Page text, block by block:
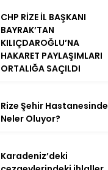
CHP RİZE İL BAŞKANI
BAYRAK’TAN
KILIÇDAROĞLU’NA
HAKARET PAYLAŞIMLARI
ORTALIĞA SAÇILDI
Rize Şehir Hastanesinde
Neler Oluyor?
Karadeniz’deki